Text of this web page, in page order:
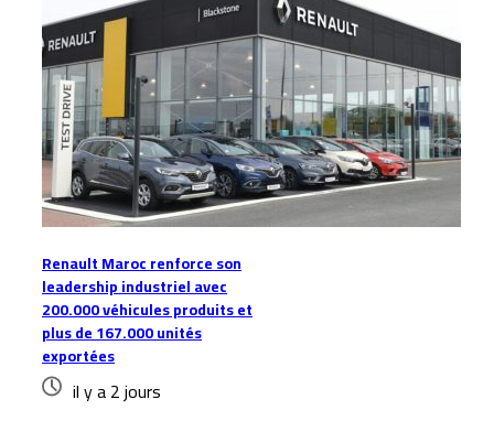
Renault Maroc renforce son
leadership industriel avec
200.000 véhicules produits et
plus de 167.000 unités
exportées
il y a 2 jours